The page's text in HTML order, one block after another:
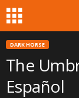
DARK HORSE
The
Español